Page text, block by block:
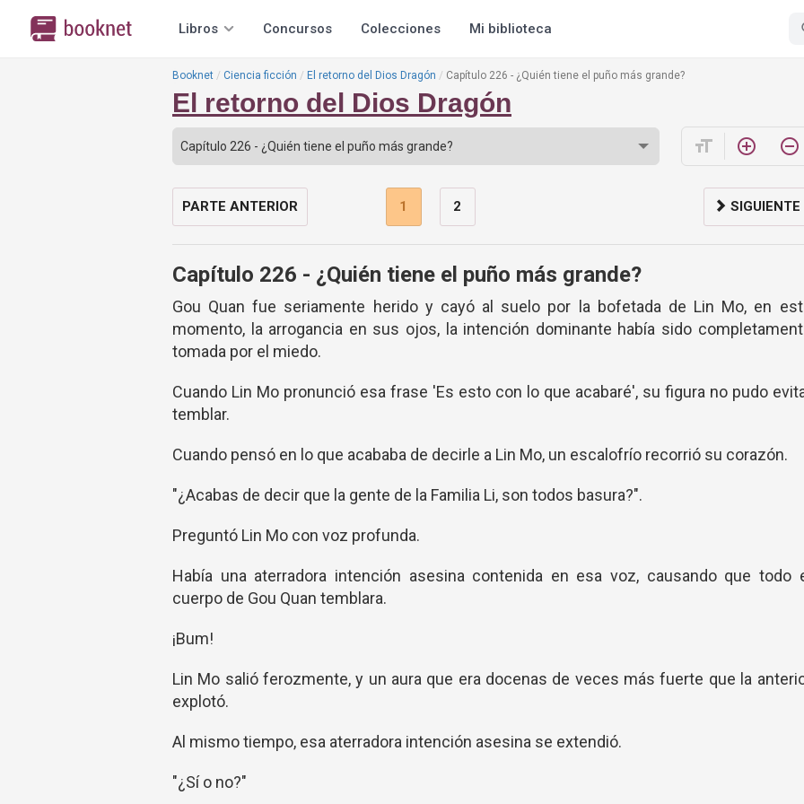
Libros Concursos Colecciones Mi biblioteca
Booknet Ciencia ficción El retorno del Dios Dragón Capítulo 226 - ¿Quién tiene el puño más grande?
El retorno del Dios Dragón
format_size add_circle_outline remove_circle_outline
PARTE ANTERIOR 1 2 SIGUIENTE
Capítulo 226 - ¿Quién tiene el puño más grande?
Gou Quan fue seriamente herido y cayó al suelo por la bofetada de Lin Mo, en
momento, la arrogancia en sus ojos, la intención dominante había sido
tomada por el miedo.
Cuando Lin Mo pronunció esa frase 'Es esto con lo que acabaré', su figura no pudo
temblar.
Cuando pensó en lo que acababa de decirle a Lin Mo, un escalofrío recorrió su corazón.
"¿Acabas de decir que la gente de la Familia Li, son todos basura?".
Preguntó Lin Mo con voz profunda.
Había una aterradora intención asesina contenida en esa voz, causando que todo
cuerpo de Gou Quan temblara.
¡Bum!
Lin Mo salió ferozmente, y un aura que era docenas de veces más fuerte que la
explotó.
Al mismo tiempo, esa aterradora intención asesina se extendió.
"¿Sí o no?"